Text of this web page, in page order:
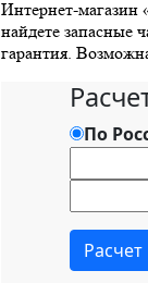
Интернет-магазин
найдете запасные
гарантия.